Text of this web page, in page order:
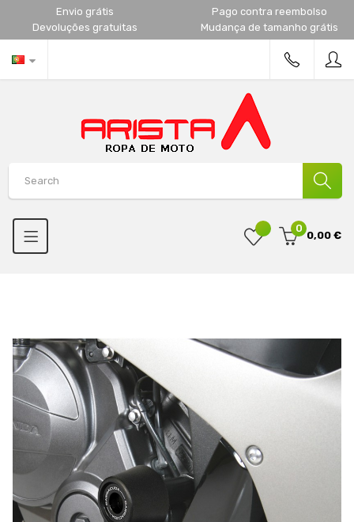
Envio grátis
Pago contra reembolso
Devoluções gratuitas
Mudança de tamanho grátis
0
0,00 €